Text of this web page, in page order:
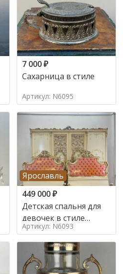
7 000₽
Сахарница в стиле
Артикул: N6095
Ярославль
449 000₽
Детская спальня для
девочек в стиле
итальянского барокко
в стиле
Артикул: N6093